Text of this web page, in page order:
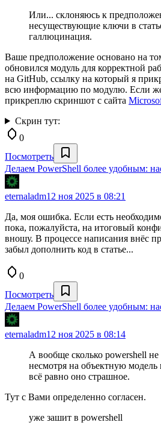
Или... склоняюсь к
несуществующие ключи в
галлюцинация.
Ваше предположение основано на
обновился модуль для корректной
на GitHub, ссылку на который я
всю информацию по модулю. Если
прикреплю скриншот с сайта
Скрин тут:
0
Посмотреть
Делаем PowerShell более удобным:
eternaladm12 ноя 2025 в 08:21
Да, моя ошибка. Если есть
пока, пожалуйста, на итоговый
вношу. В процессе написания внёс
забыл дополнить код в статье...
0
Посмотреть
Делаем PowerShell более удобным:
eternaladm12 ноя 2025 в 08:14
А вообще сколько powershell
несмотря на объектную модель
всё равно оно страшное.
Тут с Вами определенно согласен.
уже зашит в powershell